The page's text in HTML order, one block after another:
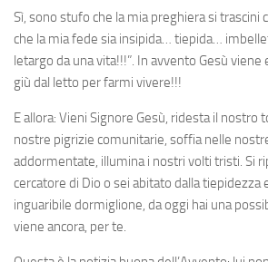
Sì, sono stufo che la mia preghiera si trascini
che la mia fede sia insipida… tiepida…
letargo da una vita!!!”. In avvento Gesù
giù dal letto per farmi vivere!!!
E allora: Vieni Signore Gesù, ridesta il nostro
nostre pigrizie comunitarie, soffia nelle
addormentate, illumina i nostri volti tristi. Si
cercatore di Dio o sei abitato dalla tiepidezza
inguaribile dormiglione, da oggi hai una
viene ancora, per te.